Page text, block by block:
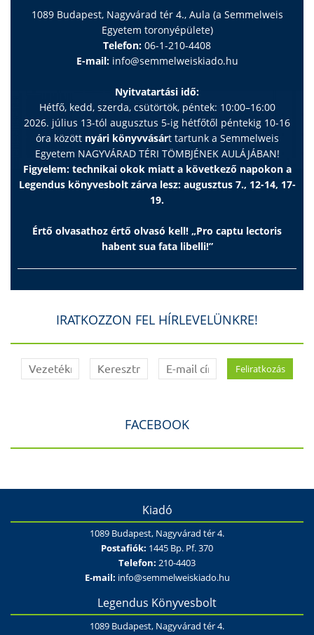
1089 Budapest, Nagyvárad tér 4., Aula (a Semmelweis
Egyetem toronyépülete)
Telefon: 06-1-210-4408
E-mail: info@semmelweiskiado.hu
Nyitvatartási idő:
Hétfő, kedd, szerda, csütörtök, péntek: 10:00–16:00
2026. július 13-tól augusztus 5-ig hétfőtől péntekig 10-16
óra között nyári könyvvásárt tartunk a Semmelweis
Egyetem NAGYVÁRAD TÉRI TÖMBJÉNEK AULÁJÁBAN!
Figyelem: technikai okok miatt a következő napokon a
Legendus könyvesbolt zárva lesz: augusztus 7., 12-14, 17-
19.
Értő olvasathoz értő olvasó kell! „Pro captu lectoris
habent sua fata libelli!”
IRATKOZZON FEL HÍRLEVELÜNKRE!
FACEBOOK
Kiadó
1089 Budapest, Nagyvárad tér 4.
Postafiók: 1445 Bp. Pf. 370
Telefon: 210-4403
E-mail: info@semmelweiskiado.hu
Legendus Könyvesbolt
1089 Budapest, Nagyvárad tér 4.